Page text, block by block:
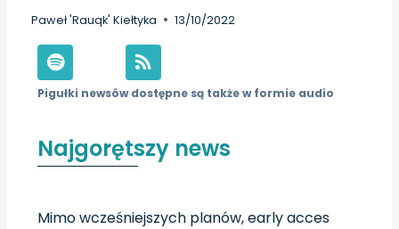
Paweł 'Rauqk' Kiełtyka 13/10/2022
Pigułki newsów dostępne są także w formie audio
Najgorętszy news
Mimo wcześniejszych planów, early acces